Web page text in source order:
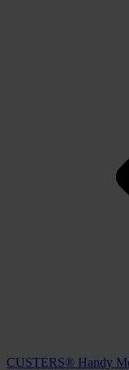
CUSTERS® Handy